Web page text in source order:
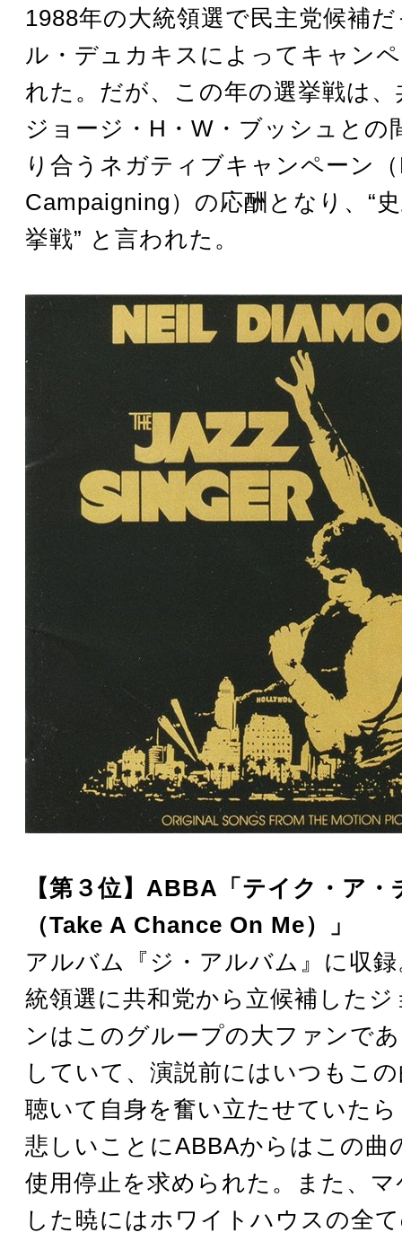
1988年の大統領選で民主党候補
ル・デュカキスによってキャン
れた。だが、この年の選挙戦は
ジョージ・H・W・ブッシュとの
り合うネガティブキャンペーン
Campaigning）の応酬となり、“
挙戦” と言われた。
【第３位】ABBA「テイク・ア・
（Take A Chance On Me）」
アルバム『ジ・アルバム』に収
統領選に共和党から立候補した
ンはこのグループの大ファンで
していて、演説前にはいつもこ
聴いて自身を奮い立たせていた
悲しいことにABBAからはこの曲
使用停止を求められた。また、
した暁にはホワイトハウスの全